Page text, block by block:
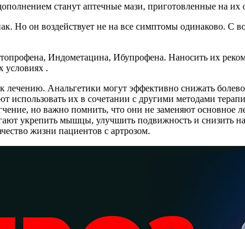
станут аптечные мази, приготовленные на их
он воздействует не на все симптомы одинаково. С
Индометацина, Ибупрофена. Наносить их
условиях .
лечению. Анальгетики могут эффективно снижать
их в сочетании с другими методами
но важно помнить, что они не заменяют основное
укрепить мышцы, улучшить подвижность и снизить
жизни пациентов с артрозом.